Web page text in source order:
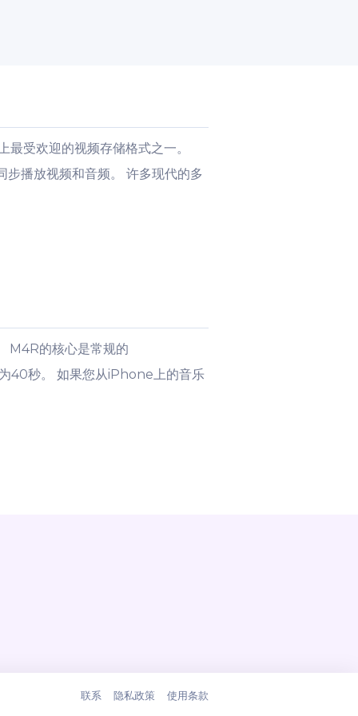
受欢迎的视频存储格式之一。
播放视频和音频。 许多现代的多
M4R的核心是常规的
40秒。 如果您从iPhone上的音乐
联系 隐私政策 使用条款